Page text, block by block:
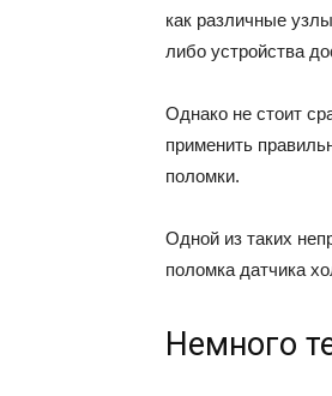
как различные
либо устройства
Однако не стоит
применить
поломки.
Одной из таких
поломка датчика
Немного